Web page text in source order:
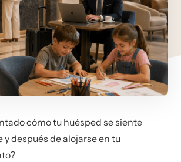
cómo tu huésped se siente
y después de alojarse en tu